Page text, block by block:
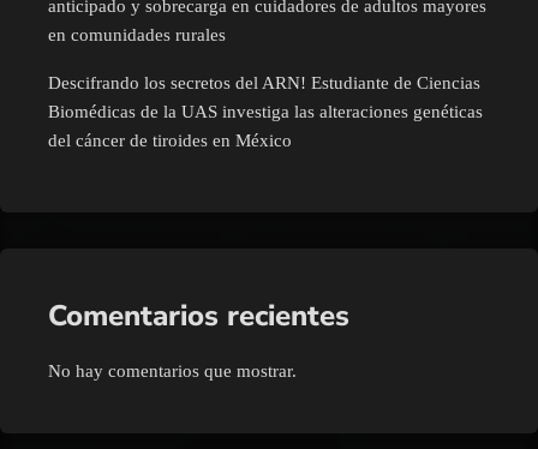
anticipado y sobrecarga en cuidadores de adultos mayores
en comunidades rurales
Descifrando los secretos del ARN! Estudiante de Ciencias
Biomédicas de la UAS investiga las alteraciones genéticas
del cáncer de tiroides en México
Comentarios recientes
No hay comentarios que mostrar.